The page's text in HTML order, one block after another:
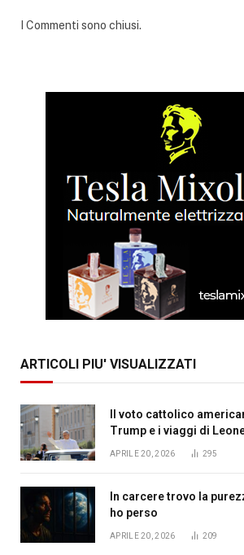
I Commenti sono chiusi.
ARTICOLI PIU' VISUALIZZATI
Il voto cattolico
Trump e i viaggi di
APRILE 20, 2026 295
In carcere trovo la
ho perso
APRILE 20, 2026 209